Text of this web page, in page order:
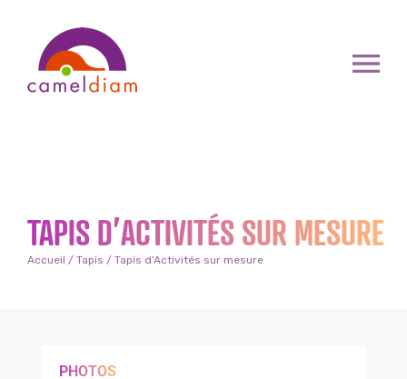
TAPIS D’ACTIVITÉS SUR MESURE
Accueil / Tapis / Tapis d’Activités sur mesure
PHOTOS